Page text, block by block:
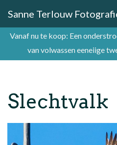
Sanne Terlouw
Vanaf nu te koop: Een
van volwassen eeneiige
Slechtvalk